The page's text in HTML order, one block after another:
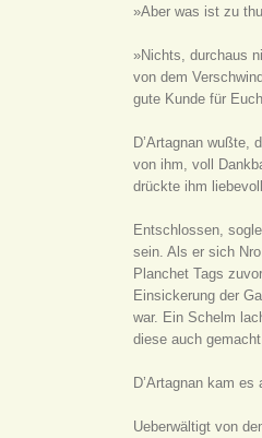
»Aber was ist zu
»Nichts, durchaus
von dem
gute Kunde für
D’Artagnan
von ihm, voll
drückte ihm
Entschlossen,
sein. Als er sich
Planchet Tags
Einsickerung der
war. Ein Schelm
diese auch
D’Artagnan kam
Ueberwältigt von